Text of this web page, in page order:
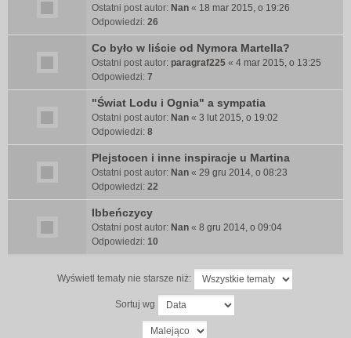
Ostatni post autor: Nan « 18 mar 2015, o 19:26
Odpowiedzi: 26
Co było w liście od Nymora Martella?
Ostatni post autor: paragraf225 « 4 mar 2015, o 13:25
Odpowiedzi: 7
"Świat Lodu i Ognia" a sympatia
Ostatni post autor: Nan « 3 lut 2015, o 19:02
Odpowiedzi: 8
Plejstocen i inne inspiracje u Martina
Ostatni post autor: Nan « 29 gru 2014, o 08:23
Odpowiedzi: 22
Ibbeńczycy
Ostatni post autor: Nan « 8 gru 2014, o 09:04
Odpowiedzi: 10
Wyświetl tematy nie starsze niż:
Sortuj wg